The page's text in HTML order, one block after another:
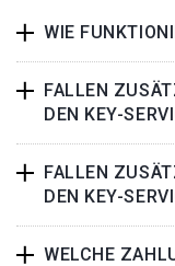
WIE
FALLEN
DEN KEY-
FALLEN
DEN KEY-
WELCHE